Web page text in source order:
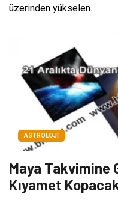
üzerinden yükselen...
ASTROLOJI
Maya Takvimine
Kıyamet